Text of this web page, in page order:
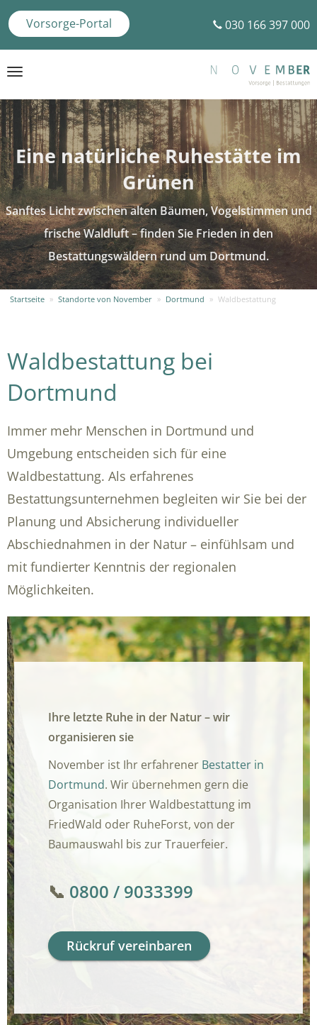
030 166 397 000
Vorsorge-Portal
Toggle
Eine natürliche Ruhestätte im
Grünen
Sanftes Licht zwischen alten Bäumen, Vogelstimmen und
frische Waldluft – finden Sie Frieden in den
Bestattungswäldern rund um Dortmund.
Startseite » Standorte von November » Dortmund » Waldbestattung
Waldbestattung bei
Dortmund
Immer mehr Menschen in Dortmund und
Umgebung entscheiden sich für eine
Waldbestattung. Als erfahrenes
Bestattungsunternehmen begleiten wir Sie bei der
Planung und Absicherung individueller
Abschiednahmen in der Natur – einfühlsam und
mit fundierter Kenntnis der regionalen
Möglichkeiten.
Ihre letzte Ruhe in der Natur – wir
organisieren sie
November ist Ihr erfahrener Bestatter in
Dortmund. Wir übernehmen gern die
Organisation Ihrer Waldbestattung im
FriedWald oder RuheForst, von der
Baumauswahl bis zur Trauerfeier.
📞 0800 / 9033399
Rückruf vereinbaren